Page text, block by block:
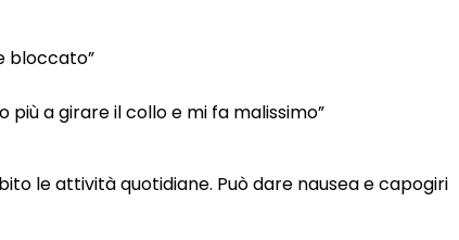
bloccato”
più a girare il collo e mi fa malissimo”
le attività quotidiane. Può dare nausea e capogiri